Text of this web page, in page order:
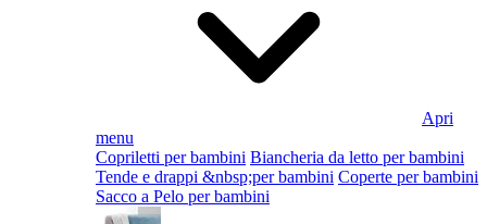
Apri
menu
Copriletti per bambini Biancheria da letto per bambini
Tende e drappi &nbsp;per bambini Coperte per bambini
Sacco a Pelo per bambini